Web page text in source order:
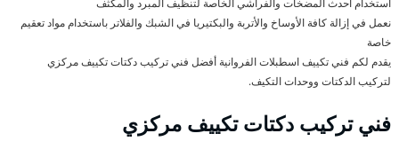
استخدام أحدث المضخات والفراشي الخاصة لتنظيف المبرد والمكثف
نعمل في إزالة كافة الأوساخ والأتربة والبكتيريا في الشبك والفلاتر باستخدام مواد تعقيم
خاصة
يقدم لكم فني تكييف اسطبلات الفروانية أفضل فني تركيب دكتات تكييف مركزي
لتركيب الدكتات ووحدات التكيف.
فني تركيب دكتات تكييف مركزي